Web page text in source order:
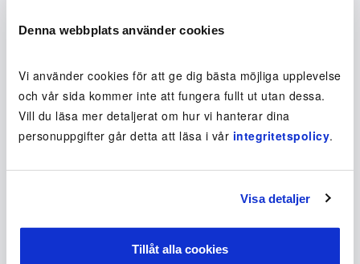
Denna webbplats använder cookies
Vi använder cookies för att ge dig bästa möjliga upplevelse
och vår sida kommer inte att fungera fullt ut utan dessa.
Vill du läsa mer detaljerat om hur vi hanterar dina
personuppgifter går detta att läsa i vår integritetspolicy.
Visa detaljer
Tillåt alla cookies
Fönsterputs
Abonnemang
Engångsputsning
Förändra abonnemanget